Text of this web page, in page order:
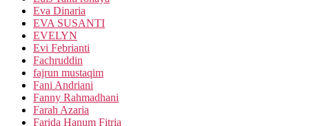
Eva Dinaria
EVA SUSANTI
EVELYN
Evi Febrianti
Fachruddin
fajrun mustaqim
Fani Andriani
Fanny Rahmadhani
Farah Azaria
Farida Hanum Fitria